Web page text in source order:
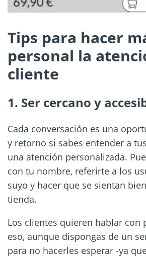
Tips para hacer
personal la
cliente
1. Ser cercano y
Cada conversación es una
y retorno si sabes entender a
una atención personalizada.
con tu nombre, referirte a los
suyo y hacer que se sientan
tienda.
Los clientes quieren hablar con
eso, aunque dispongas de un
para no hacerles esperar -ya